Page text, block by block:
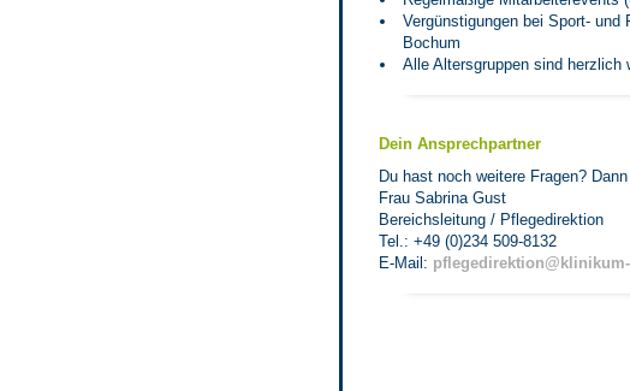
Vergünstigungen bei Sport- und
Bochum
Alle Altersgruppen sind herzlich
Dein Ansprechpartner
Du hast noch weitere Fragen?
Frau Sabrina Gust
Bereichsleitung / Pflegedirektion
Tel.: +49 (0)234 509-8132
E-Mail: